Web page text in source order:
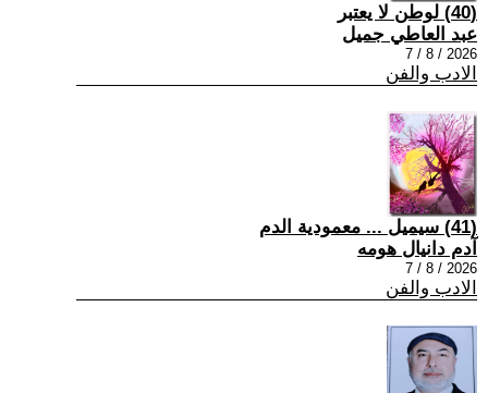
(40) لوطن لا يعتبر
عبد العاطي جميل
2026 / 8 / 7
الادب والفن
(41) سيميل ... معمودية الدم
آدم دانيال هومه
2026 / 8 / 7
الادب والفن